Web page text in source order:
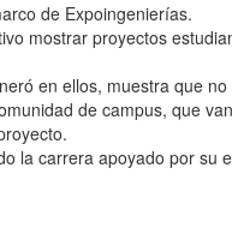
de Expoingenierías.
mostrar proyectos
en ellos, muestra que
de campus, que
la carrera apoyado por su